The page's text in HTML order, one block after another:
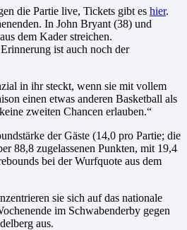
die Partie live, Tickets gibt es hier.
In John Bryant (38) und
dem Kader streichen.
ist auch noch der
in ihr steckt, wenn sie mit vollem
einen etwas anderen Basketball als
zweiten Chancen erlauben.“
der Gäste (14,0 pro Partie; die
88,8 zugelassenen Punkten, mit 19,4
bei der Wurfquote aus dem
sie sich auf das nationale
im Schwabenderby gegen
aus.